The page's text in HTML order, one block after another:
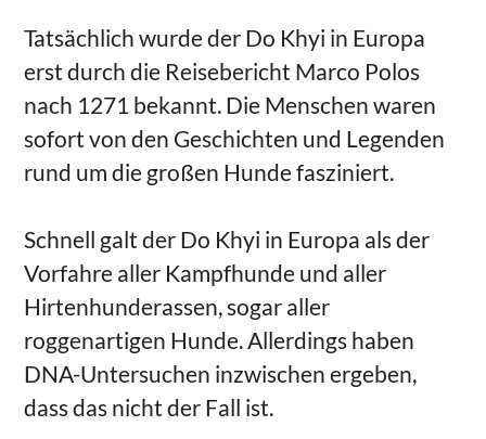
Tatsächlich wurde der Do Khyi in Europa
erst durch die Reisebericht Marco Polos
nach 1271 bekannt. Die Menschen waren
sofort von den Geschichten und Legenden
rund um die großen Hunde fasziniert.
Schnell galt der Do Khyi in Europa als der
Vorfahre aller Kampfhunde und aller
Hirtenhunderassen, sogar aller
roggenartigen Hunde. Allerdings haben
DNA-Untersuchen inzwischen ergeben,
dass das nicht der Fall ist.